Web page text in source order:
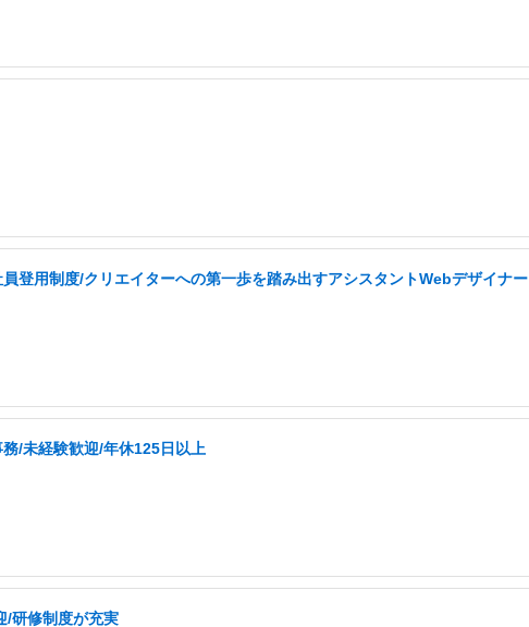
員登用制度/クリエイターへの第一歩を踏み出すアシスタントWebデザイナー
/未経験歓迎/年休125日以上
/研修制度が充実